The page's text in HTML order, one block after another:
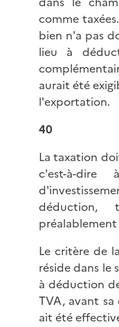
comme
bien n'a pas
lieu à
aurait été
l'exportation.
40
La taxation
c'est-à-
déduction,
préalablement
Le critère de
réside dans le
à déduction
TVA, avant
ait été